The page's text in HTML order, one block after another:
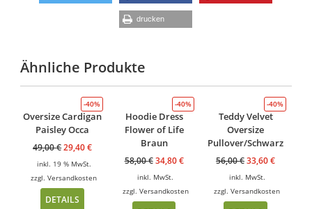
drucken
Ähnliche Produkte
-40%
Oversize Cardigan
Paisley Occa
49,00€29,40€
inkl. 19 % MwSt.
zzgl.Versandkosten
DETAILS
-40%
Hoodie Dress
Flower of Life
Braun
58,00€ 34,80€
inkl. MwSt.
zzgl. Versandkosten
-40%
Teddy Velvet
Oversize
Pullover/Schwarz
56,00€33,60€
inkl. MwSt.
zzgl.Versandkosten